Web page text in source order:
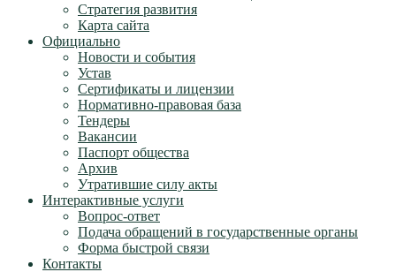
Стратегия развития
Карта сайта
Официально
Новости и события
Устав
Сертификаты и лицензии
Нормативно-правовая база
Тендеры
Вакансии
Паспорт общества
Архив
Утратившие силу акты
Интерактивные услуги
Вопрос-ответ
Подача обращений в государственные органы
Форма быстрой связи
Контакты